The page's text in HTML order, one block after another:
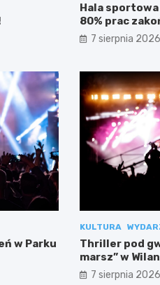
Hala sportowa
80% prac
7 sierpnia 2026
w Parku
KULTURA
Thriller pod
marsz” w
7 sierpnia 2026